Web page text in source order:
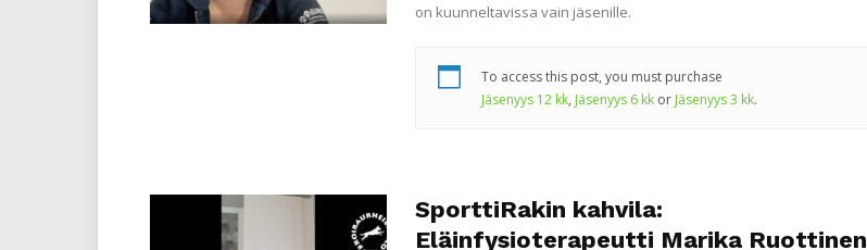
on kuunneltavissa vain jäsenille.
To access this post, you must purchase
Jäsenyys 12 kk, Jäsenyys 6 kk or Jäsenyys 3 kk.
SporttiRakin kahvila:
Eläinfysioterapeutti Marika Ruottinen